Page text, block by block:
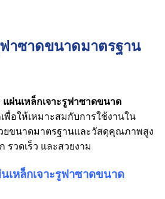
ฟาซาดขนาดมาตรฐาน
แผ่นเหล็กเจาะรูฟาซาดขนาด
อให้เหมาะสมกับการใช้งานใน
ยขนาดมาตรฐานและวัสดุคุณภาพสูง
วดเร็ว และสวยงาม
หล็กเจาะรูฟาซาดขนาด